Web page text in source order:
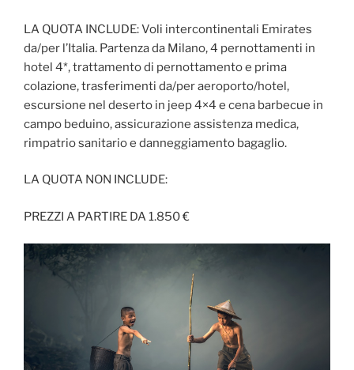
LA QUOTA INCLUDE: Voli intercontinentali Emirates
da/per l’Italia. Partenza da Milano, 4 pernottamenti in
hotel 4*, trattamento di pernottamento e prima
colazione, trasferimenti da/per aeroporto/hotel,
escursione nel deserto in jeep 4×4 e cena barbecue in
campo beduino, assicurazione assistenza medica,
rimpatrio sanitario e danneggiamento bagaglio.
LA QUOTA NON INCLUDE:
PREZZI A PARTIRE DA 1.850 €